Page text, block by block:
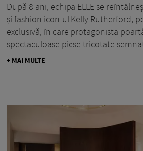
După 8 ani, echipa ELLE se
și fashion icon-ul Kelly Rutherford,
exclusivă, în care protagonista
spectaculoase piese tricotate
+ MAI MULTE